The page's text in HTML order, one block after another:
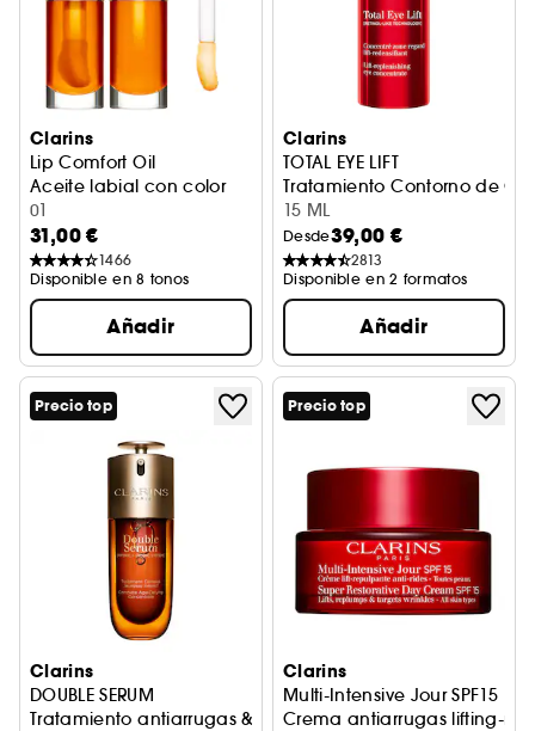
Clarins
Lip Comfort Oil
Aceite labial con color
01
31,00 €
1466
Disponible en 8 tonos
Añadir
Clarins
TOTAL EYE LIFT
Tratamiento Contorno de
15 ML
Desde39,00 €
2813
Disponible en 2 formatos
Añadir
Precio top
Clarins
DOUBLE SERUM
Tratamiento antiarrugas & antiedad
Precio top
Clarins
Multi-Intensive Jour SPF15
Crema antiarrugas lifting-